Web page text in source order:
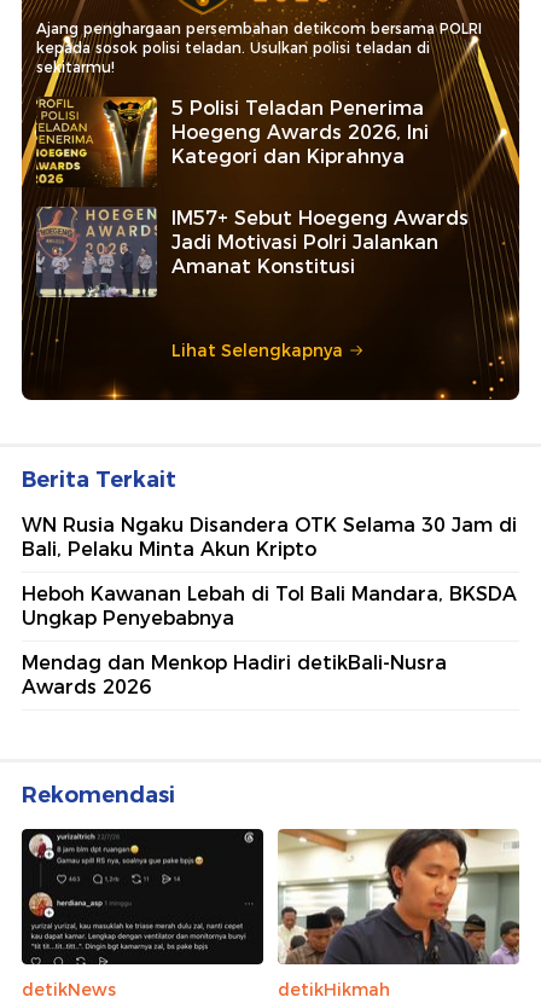
Ajang penghargaan persembahan detikcom bersama POLRI
kepada sosok polisi teladan. Usulkan polisi teladan di
sekitarmu!
5 Polisi Teladan Penerima
Hoegeng Awards 2026, Ini
Kategori dan Kiprahnya
IM57+ Sebut Hoegeng Awards
Jadi Motivasi Polri Jalankan
Amanat Konstitusi
Lihat Selengkapnya
Berita Terkait
WN Rusia Ngaku Disandera OTK Selama 30 Jam di
Bali, Pelaku Minta Akun Kripto
Heboh Kawanan Lebah di Tol Bali Mandara, BKSDA
Ungkap Penyebabnya
Mendag dan Menkop Hadiri detikBali-Nusra
Awards 2026
Rekomendasi
detikNews
detikHikmah